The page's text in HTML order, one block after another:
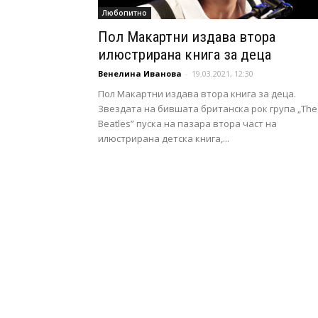
Любопитно
Пол Макартни издава втора
илюстрирана книга за деца
Венелина Иванова - 19.03.2021, 12:30
Пол Макартни издава втора книга за деца.
Звездата на бившата британска рок група „The
Beatles” пуска на пазара втора част на
илюстрирана детска книга,...